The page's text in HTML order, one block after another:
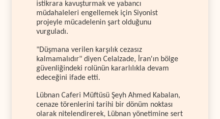
istikrara kavuşturmak ve yabancı
müdahaleleri engellemek için Siyonist
projeyle mücadelenin şart olduğunu
vurguladı.
"Düşmana verilen karşılık cezasız
kalmamalıdır" diyen Celalzade, İran'ın bölge
güvenliğindeki rolünün kararlılıkla devam
edeceğini ifade etti.
Lübnan Caferi Müftüsü Şeyh Ahmed Kabalan,
cenaze törenlerini tarihi bir dönüm noktası
olarak nitelendirerek, Lübnan yönetimine sert